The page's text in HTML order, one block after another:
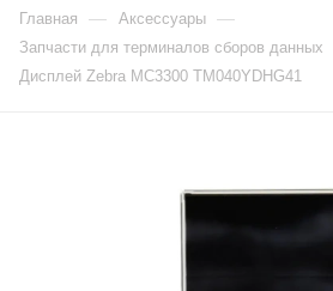
Главная — Аксессуары —
Запчасти для терминалов сборов данных
Дисплей Zebra MC3300 TM040YDHG41